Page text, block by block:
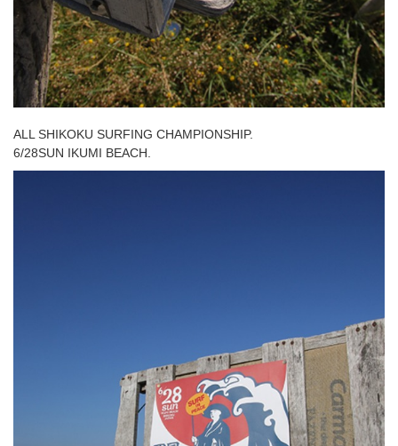
ALL SHIKOKU SURFING CHAMPIONSHIP.
6/28SUN IKUMI BEACH.